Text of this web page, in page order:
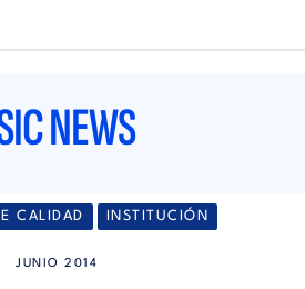
NEWS
CALIDAD INSTITUCIÓN
JUNIO 2014